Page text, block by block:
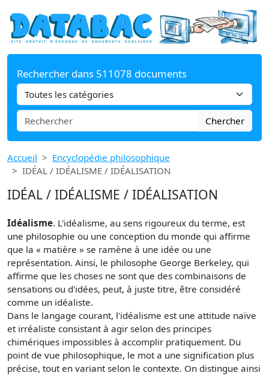
Rechercher dans 511078 documents
Chercher
Accueil
Encyclopédie philosophique
IDÉAL / IDÉALISME / IDÉALISATION
IDÉAL / IDÉALISME / IDÉALISATION
Idéalisme. L'idéalisme, au sens rigoureux du terme, est
une philosophie ou une conception du monde qui affirme
que la « matière » se ramène à une idée ou une
représentation. Ainsi, le philosophe George Berkeley, qui
affirme que les choses ne sont que des combinaisons de
sensations ou d'idées, peut, à juste titre, être considéré
comme un idéaliste.
Dans le langage courant, l'idéalisme est une attitude naïve
et irréaliste consistant à agir selon des principes
chimériques impossibles à accomplir pratiquement. Du
point de vue philosophique, le mot a une signification plus
précise, tout en variant selon le contexte. On distingue ainsi